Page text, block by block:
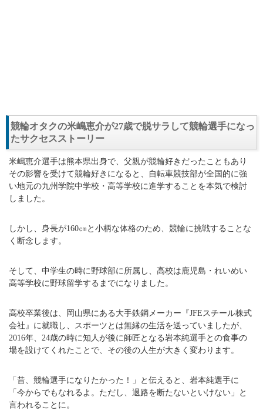
競輪オタクの米嶋恵介が27歳で脱サラして競輪選手になっ
たサクセスストーリー
米嶋恵介選手は熊本県出身で、父親が競輪好きだったこともあり
その影響を受けて競輪好きになると、自転車競技部が全国的に強
い地元の九州学院中学校・高等学校に進学することを本気で検討
しました。
しかし、身長が160㎝と小柄な体格のため、競輪に挑戦することな
く断念します。
そして、中学生の時に野球部に所属し、高校は鹿児島・れいめい
高等学校に野球留学するまでになりました。
高校卒業後は、岡山県にある大手鉄鋼メーカー『JFEスチール株式
会社』に就職し、スポーツとは無縁の生活を送っていましたが、
2016年、24歳の時に知人が後に師匠となる岩本純選手との食事の
場を設けてくれたことで、その後の人生が大きく変わります。
「昔、競輪選手になりたかった！」と伝えると、岩本純選手に
「今からでもなれるよ。ただし、退路を断たないといけない」と
言われることに。